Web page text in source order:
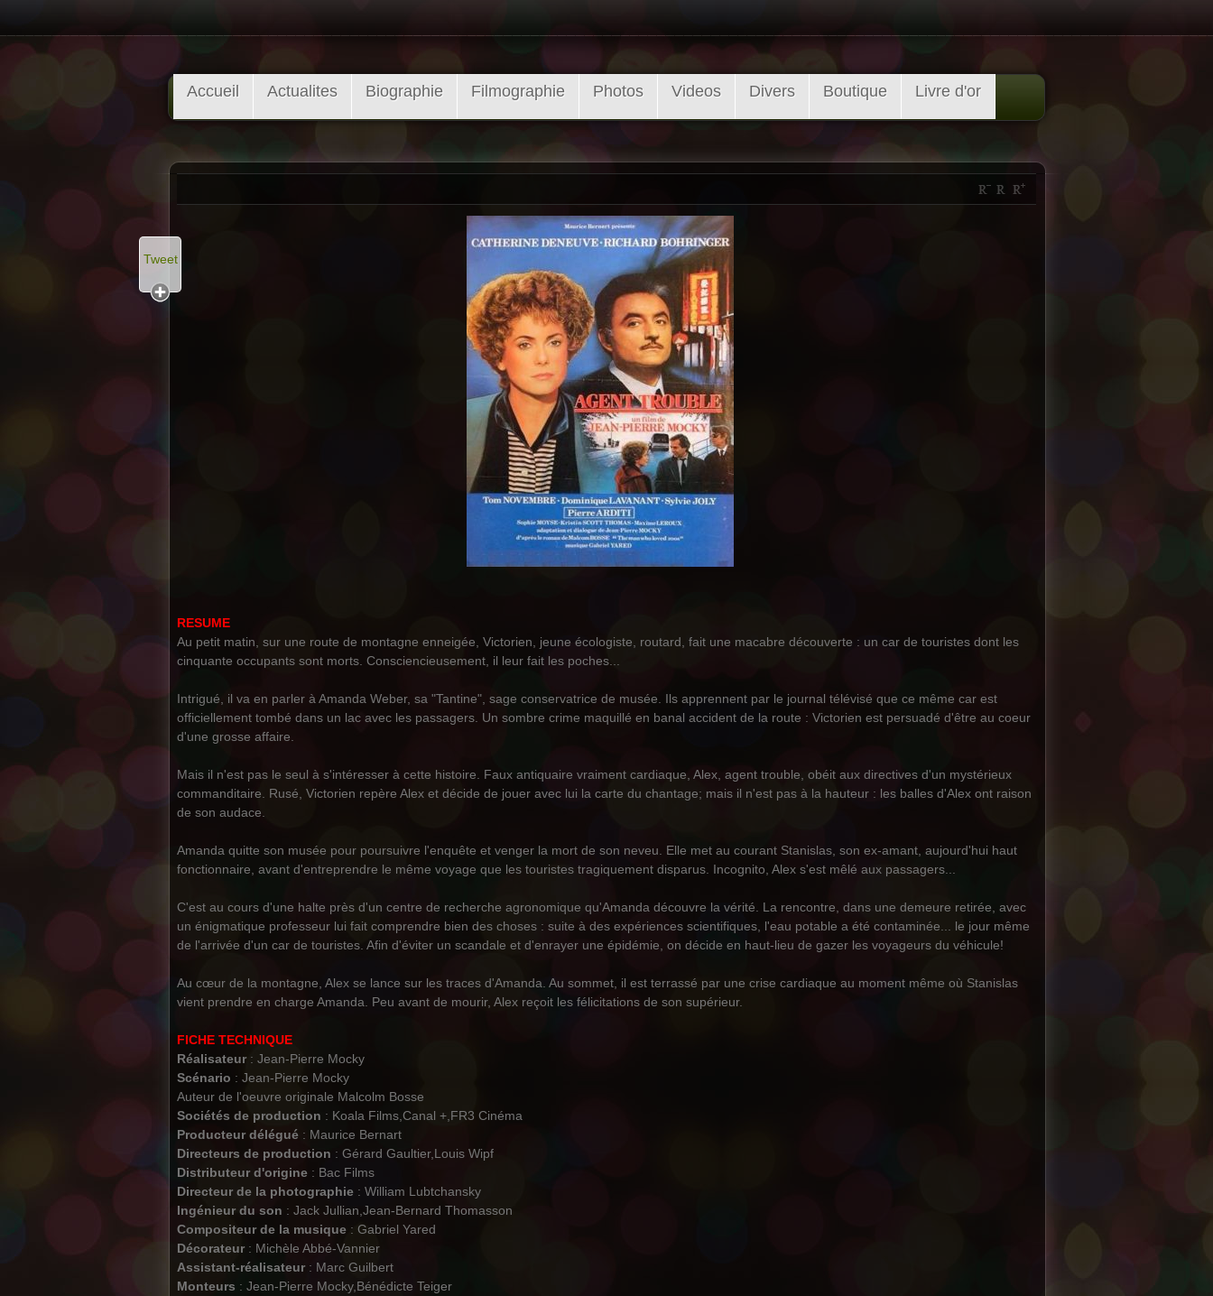
Accueil Actualites Biographie Filmographie Photos Videos Divers Boutique Livre d'or
RESUME
Au petit matin, sur une route de montagne enneigée, Victorien, jeune écologiste, routard, fait une macabre découverte : un car de touristes dont les
cinquante occupants sont morts. Consciencieusement, il leur fait les poches...
Intrigué, il va en parler à Amanda Weber, sa "Tantine", sage conservatrice de musée. Ils apprennent par le journal télévisé que ce même car est
officiellement tombé dans un lac avec les passagers. Un sombre crime maquillé en banal accident de la route : Victorien est persuadé d'être au coeur
d'une grosse affaire.
Mais il n'est pas le seul à s'intéresser à cette histoire. Faux antiquaire vraiment cardiaque, Alex, agent trouble, obéit aux directives d'un mystérieux
commanditaire. Rusé, Victorien repère Alex et décide de jouer avec lui la carte du chantage; mais il n'est pas à la hauteur : les balles d'Alex ont raison
de son audace.
Amanda quitte son musée pour poursuivre l'enquête et venger la mort de son neveu. Elle met au courant Stanislas, son ex-amant, aujourd'hui haut
fonctionnaire, avant d'entreprendre le même voyage que les touristes tragiquement disparus. Incognito, Alex s'est mêlé aux passagers...
C'est au cours d'une halte près d'un centre de recherche agronomique qu'Amanda découvre la vérité. La rencontre, dans une demeure retirée, avec
un énigmatique professeur lui fait comprendre bien des choses : suite à des expériences scientifiques, l'eau potable a été contaminée... le jour même
de l'arrivée d'un car de touristes. Afin d'éviter un scandale et d'enrayer une épidémie, on décide en haut-lieu de gazer les voyageurs du véhicule!
Au cœur de la montagne, Alex se lance sur les traces d'Amanda. Au sommet, il est terrassé par une crise cardiaque au moment même où Stanislas
vient prendre en charge Amanda. Peu avant de mourir, Alex reçoit les félicitations de son supérieur.
FICHE TECHNIQUE
Réalisateur: Jean-Pierre Mocky
Scénario : Jean-Pierre Mocky
Auteur de l'oeuvre originale Malcolm Bosse
Sociétés de production : Koala Films,Canal +,FR3 Cinéma
Producteur délégué : Maurice Bernart
Directeurs de production : Gérard Gaultier,Louis Wipf
Distributeur d'origine : Bac Films
Directeur de la photographie : William Lubtchansky
Ingénieur du son : Jack Jullian,Jean-Bernard Thomasson
Compositeur de la musique : Gabriel Yared
Décorateur: Michèle Abbé-Vannier
Assistant-réalisateur : Marc Guilbert
Monteurs : Jean-Pierre Mocky,Bénédicte Teiger
Tweet